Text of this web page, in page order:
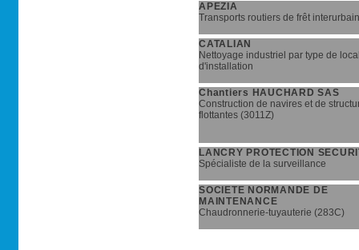
APEZIA
Transports routiers de frêt
CATALIAN
Nettoyage industriel par type de
d'installation
Chantiers HAUCHARD SAS
Construction de navires et de
flottantes (3011Z)
LANCRY PROTECTION
Spécialiste de la surveillance
SOCIETE NORMANDE DE
MAINTENANCE
Chaudronnerie-tuyauterie (283C)